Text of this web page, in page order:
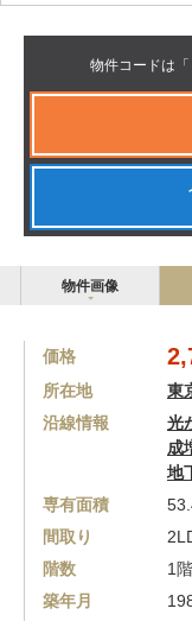
物件コードは「
物件画像
価格
所在地 東
沿線情報
光
成
地
専有面積
間取り
階数
1
築年月